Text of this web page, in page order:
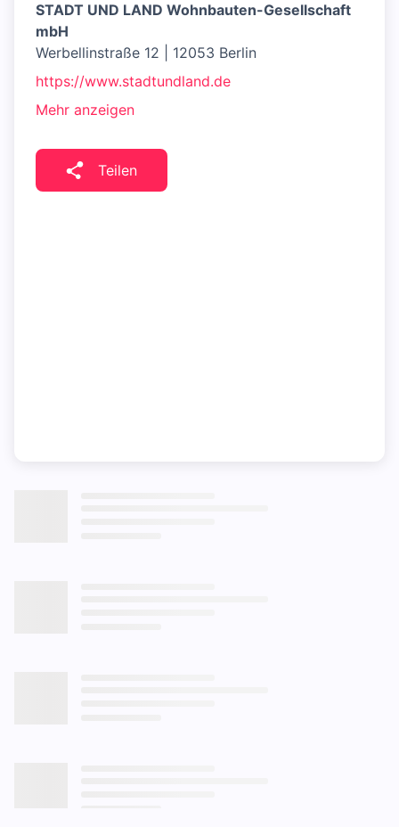
STADT UND LAND Wohnbauten-Gesellschaft
mbH
Werbellinstraße 12 | 12053 Berlin
https://www.stadtundland.de
Mehr anzeigen
Teilen